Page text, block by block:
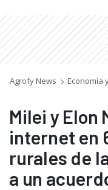
Agrofy News Economía
Milei y Elon
internet en
rurales de
a un